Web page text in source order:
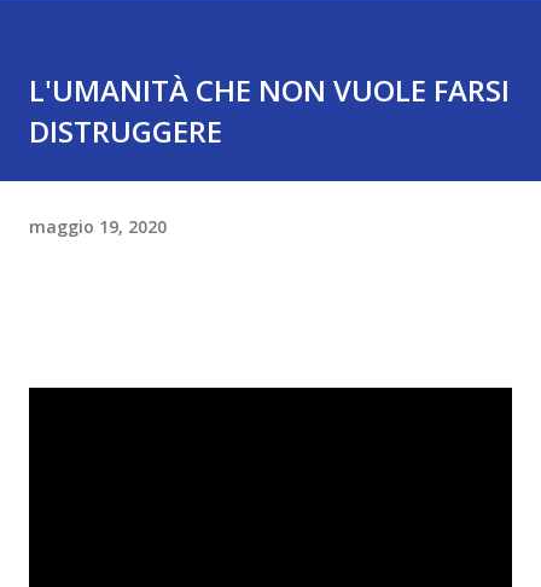
L'UMANITÀ CHE NON VUOLE FARSI
DISTRUGGERE
maggio 19, 2020